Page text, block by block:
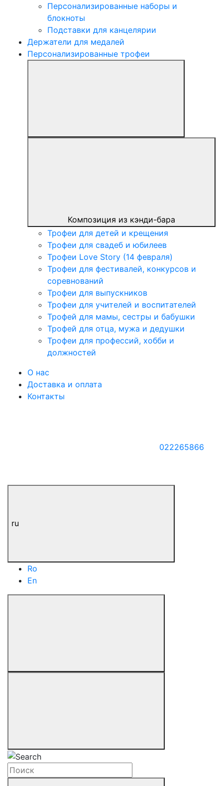
Персонализированные наборы и
блокноты
Подставки для канцелярии
Держатели для медалей
Персонализированные трофеи
Композиция из кэнди-бара
Трофеи для детей и крещения
Трофеи для свадеб и юбилеев
Трофеи Love Story (14 февраля)
Трофеи для фестивалей, конкурсов и
соревнований
Трофеи для выпускников
Трофеи для учителей и воспитателей
Трофей для мамы, сестры и бабушки
Трофей для отца, мужа и дедушки
Трофеи для профессий, хобби и
должностей
О нас
Доставка и оплата
Контакты
022265866
ru
Ro
En
Поиск